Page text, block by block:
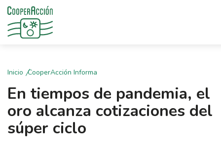
Inicio CooperAcción Informa
En tiempos de pandemia, el
oro alcanza cotizaciones del
súper ciclo